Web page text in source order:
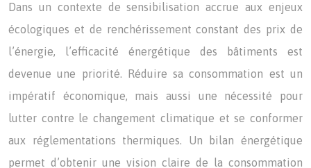
Dans un contexte de sensibilisation accrue aux enjeux
écologiques et de renchérissement constant des prix de
l’énergie, l’efficacité énergétique des bâtiments est
devenue une priorité. Réduire sa consommation est un
impératif économique, mais aussi une nécessité pour
lutter contre le changement climatique et se conformer
aux réglementations thermiques. Un bilan énergétique
permet d’obtenir une vision claire de la consommation